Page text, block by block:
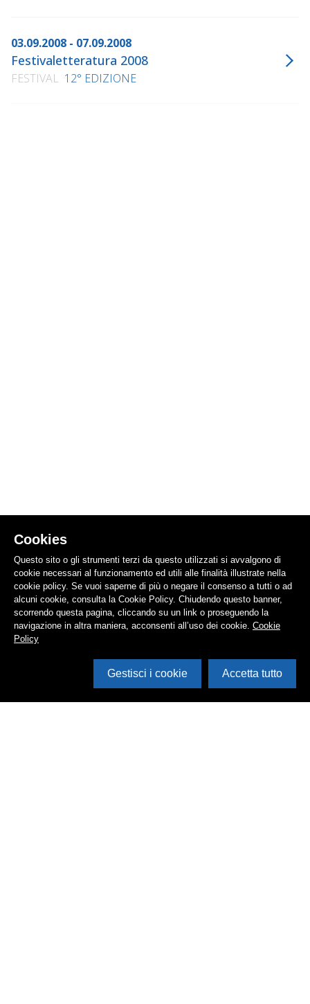
03.09.2008 - 07.09.2008
Festivaletteratura 2008
FESTIVAL 12° EDIZIONE
Cookies
Questo sito o gli strumenti terzi da questo utilizzati si avvalgono di
cookie necessari al funzionamento ed utili alle finalità illustrate nella
cookie policy. Se vuoi saperne di più o negare il consenso a tutti o ad
alcuni cookie, consulta la Cookie Policy. Chiudendo questo banner,
scorrendo questa pagina, cliccando su un link o proseguendo la
navigazione in altra maniera, acconsenti all’uso dei cookie. Cookie
Policy
Gestisci i cookie Accetta tutto